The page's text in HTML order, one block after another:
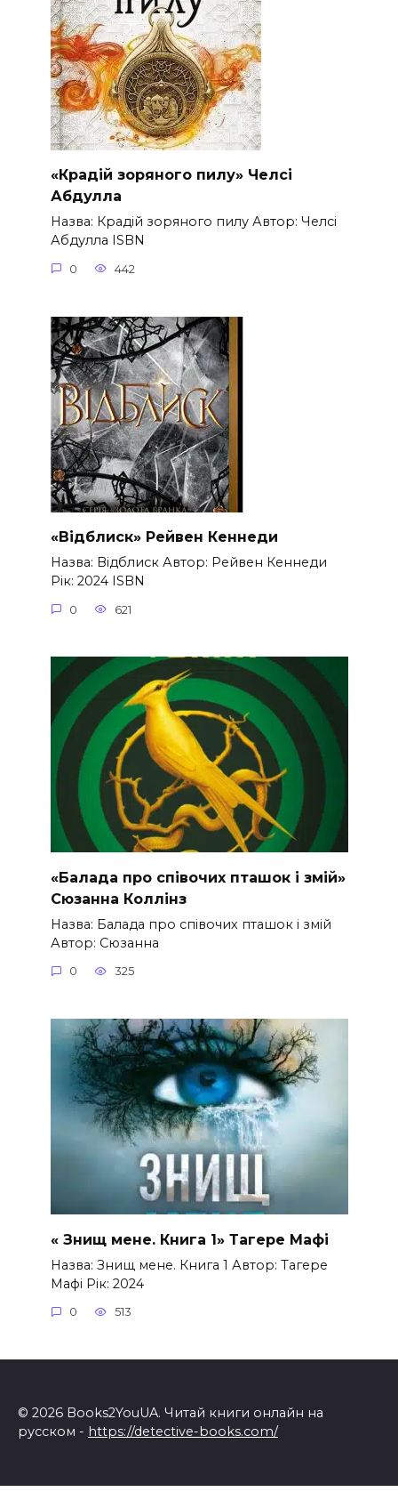
«Крадій зоряного пилу» Челсі
Абдулла
Назва: Крадій зоряного пилу Автор: Челсі
Абдулла ISBN
0 442
«Відблиск» Рейвен Кеннеди
Назва: Відблиск Автор: Рейвен Кеннеди
Рік: 2024 ISBN
0 621
«Балада про співочих пташок і змій»
Сюзанна Коллінз
Назва: Балада про співочих пташок і змій
Автор: Сюзанна
0 325
« Знищ мене. Книга 1» Тагере Мафі
Назва: Знищ мене. Книга 1 Автор: Тагере
Мафі Рік: 2024
0 513
© 2026 Books2YouUA. Читай книги онлайн на
русском - https://detective-books.com/